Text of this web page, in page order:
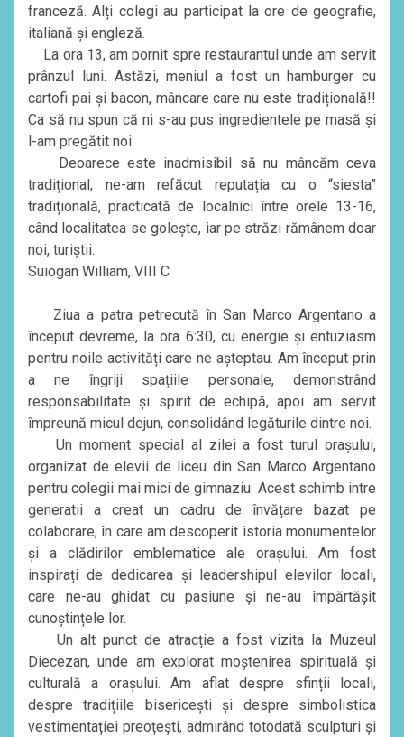
franceză. Alți colegi au participat la ore de geografie,
italiană și engleză.
La ora 13, am pornit spre restaurantul unde am servit
prânzul luni. Astăzi, meniul a fost un hamburger cu
cartofi pai și bacon, mâncare care nu este tradițională!!
Ca să nu spun că ni s-au pus ingredientele pe masă și
l-am pregătit noi.
Deoarece este inadmisibil să nu mâncăm ceva
tradițional, ne-am refăcut reputația cu o “siesta”
tradițională, practicată de localnici între orele 13-16,
când localitatea se golește, iar pe străzi rămânem doar
noi, turiștii.
Suiogan William, VIII C
Ziua a patra petrecută în San Marco Argentano a
început devreme, la ora 6:30, cu energie și entuziasm
pentru noile activități care ne așteptau. Am început prin
a ne îngriji spațiile personale, demonstrând
responsabilitate și spirit de echipă, apoi am servit
împreună micul dejun, consolidând legăturile dintre noi.
Un moment special al zilei a fost turul orașului,
organizat de elevii de liceu din San Marco Argentano
pentru colegii mai mici de gimnaziu. Acest schimb intre
generatii a creat un cadru de învățare bazat pe
colaborare, în care am descoperit istoria monumentelor
și a clădirilor emblematice ale orașului. Am fost
inspirați de dedicarea și leadershipul elevilor locali,
care ne-au ghidat cu pasiune și ne-au împărtășit
cunoștințele lor.
Un alt punct de atracție a fost vizita la Muzeul
Diecezan, unde am explorat moștenirea spirituală și
culturală a orașului. Am aflat despre sfinții locali,
despre tradițiile bisericești și despre simbolistica
vestimentației preoțești, admirând totodată sculpturi și